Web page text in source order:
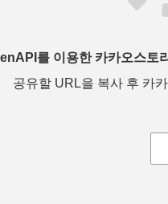
를 이용한 카카오스토
공유할 URL을 복사 후 카